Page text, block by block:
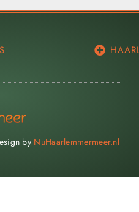
by NuHaarlemmermeer.nl